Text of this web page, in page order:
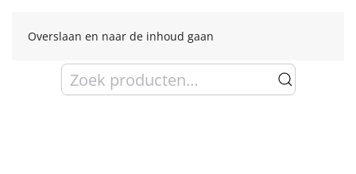
Overslaan en naar de inhoud gaan
Zoeken
naar: